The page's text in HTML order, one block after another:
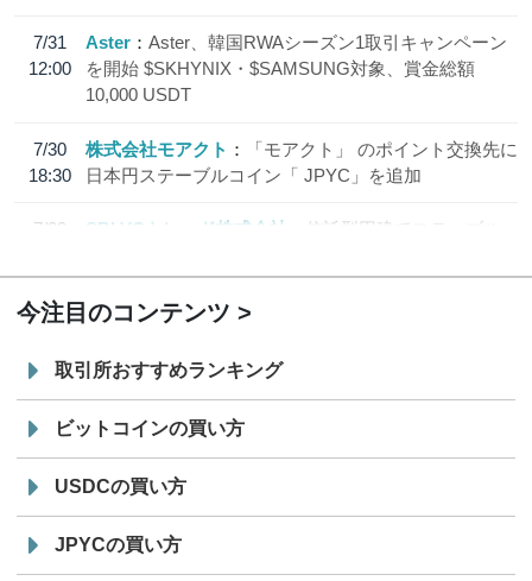
7/31
12:00
Aster
Aster、韓国RWAシーズン1取引キャンペーン
を開始 $SKHYNIX・$SAMSUNG対象、賞金総額
10,000 USDT
7/30
18:30
株式会社モアクト
「モアクト」 のポイント交換先に
日本円ステーブルコイン「 JPYC」を追加
7/29
SBI VCトレード株式会社
信託型円建てステーブル
今注目のコンテンツ
取引所おすすめランキング
ビットコインの買い方
USDCの買い方
JPYCの買い方